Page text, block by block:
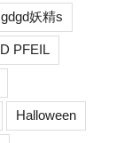
gdgd妖精s
PFEIL
Halloween